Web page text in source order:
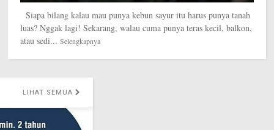
Siapa bilang kalau mau punya kebun sayur itu harus punya tanah
luas? Nggak lagi! Sekarang, walau cuma punya teras kecil, balkon,
atau sedi... Selengkapnya